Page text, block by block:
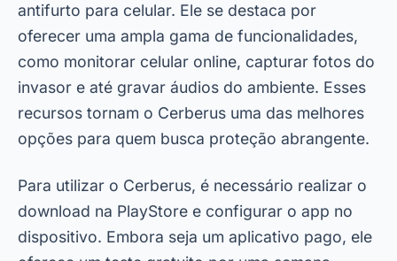
antifurto para celular. Ele se destaca por
oferecer uma ampla gama de funcionalidades,
como monitorar celular online, capturar fotos do
invasor e até gravar áudios do ambiente. Esses
recursos tornam o Cerberus uma das melhores
opções para quem busca proteção abrangente.
Para utilizar o Cerberus, é necessário realizar o
download na PlayStore e configurar o app no
dispositivo. Embora seja um aplicativo pago, ele